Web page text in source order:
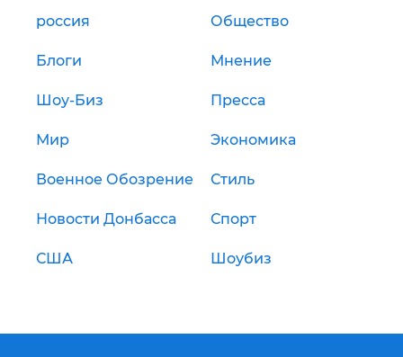
россия Общество
Блоги Мнение
Шоу-Биз Пресса
Мир Экономика
Военное Обозрение Стиль
Новости Донбасса Спорт
США Шоубиз